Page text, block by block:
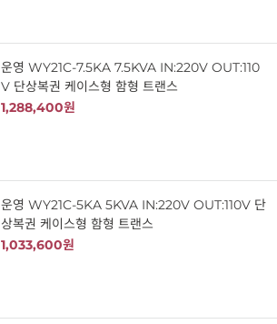
운영 WY21C-7.5KA 7.5KVA IN:220V OUT:110
V 단상복권 케이스형 함형 트랜스
1,288,400원
운영 WY21C-5KA 5KVA IN:220V OUT:110V 단
상복권 케이스형 함형 트랜스
1,033,600원